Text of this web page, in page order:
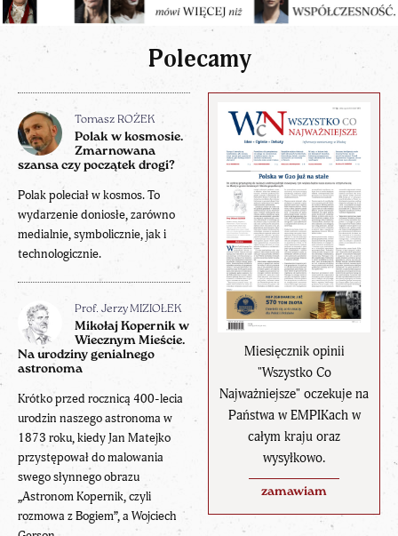
Polecamy
Miesięcznik opinii
"Wszystko Co
Najważniejsze" oczekuje na
Państwa w EMPIKach w
całym kraju oraz
wysyłkowo.
zamawiam
Tomasz ROŻEK
Polak w kosmosie.
Zmarnowana
szansa czy początek drogi?
Polak poleciał w kosmos. To
wydarzenie doniosłe, zarówno
medialnie, symbolicznie, jak i
technologicznie.
Prof. Jerzy MIZIOŁEK
Mikołaj Kopernik w
Wiecznym Mieście.
Na urodziny genialnego
astronoma
Krótko przed rocznicą 400-lecia
urodzin naszego astronoma w
1873 roku, kiedy Jan Matejko
przystępował do malowania
swego słynnego obrazu
„Astronom Kopernik, czyli
rozmowa z Bogiem”, a Wojciech